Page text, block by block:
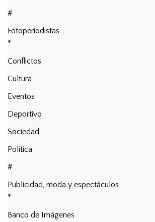
#
Fotoperiodistas
*
Conflictos
Cultura
Eventos
Deportivo
Sociedad
Política
#
Publicidad, moda y espectáculos
*
Banco de Imágenes